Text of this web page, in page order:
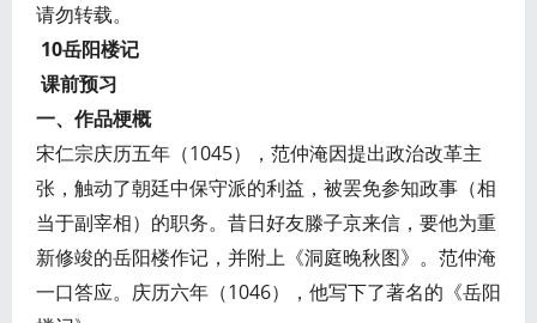
请勿转载。
10岳阳楼记
课前预习
一、作品梗概
宋仁宗庆历五年（1045），范仲淹因提出政治改革主
张，触动了朝廷中保守派的利益，被罢免参知政事（相
当于副宰相）的职务。昔日好友滕子京来信，要他为重
新修竣的岳阳楼作记，并附上《洞庭晚秋图》。范仲淹
一口答应。庆历六年（1046），他写下了著名的《岳阳